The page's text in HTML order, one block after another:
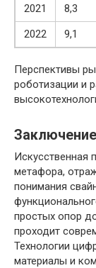
2021 8,3
2022
9,1
Перспективы
роботизации и
Заключение
Искусственная
метафора,
понимания
простых опор
проходит
Технологии
материалы и